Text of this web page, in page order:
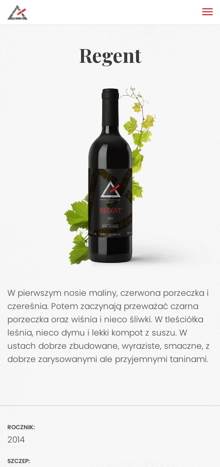
Regent
W pierwszym nosie maliny, czerwona porzeczka i
czereśnia. Potem zaczynają przeważać czarna
porzeczka oraz wiśnia i nieco śliwki. W tleściółka
leśnia, nieco dymu i lekki kompot z suszu. W
ustach dobrze zbudowane, wyraziste, smaczne, z
dobrze zarysowanymi ale przyjemnymi taninami.
ROCZNIK:
2014
SZCZEP: